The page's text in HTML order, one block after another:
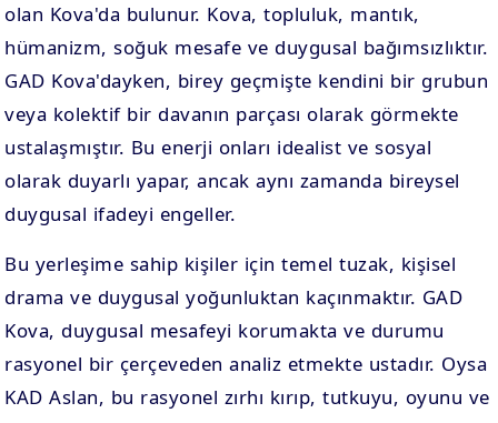
olan Kova'da bulunur. Kova, topluluk, mantık,
hümanizm, soğuk mesafe ve duygusal bağımsızlıktır.
GAD Kova'dayken, birey geçmişte kendini bir grubun
veya kolektif bir davanın parçası olarak görmekte
ustalaşmıştır. Bu enerji onları idealist ve sosyal
olarak duyarlı yapar, ancak aynı zamanda bireysel
duygusal ifadeyi engeller.
Bu yerleşime sahip kişiler için temel tuzak, kişisel
drama ve duygusal yoğunluktan kaçınmaktır. GAD
Kova, duygusal mesafeyi korumakta ve durumu
rasyonel bir çerçeveden analiz etmekte ustadır. Oysa
KAD Aslan, bu rasyonel zırhı kırıp, tutkuyu, oyunu ve